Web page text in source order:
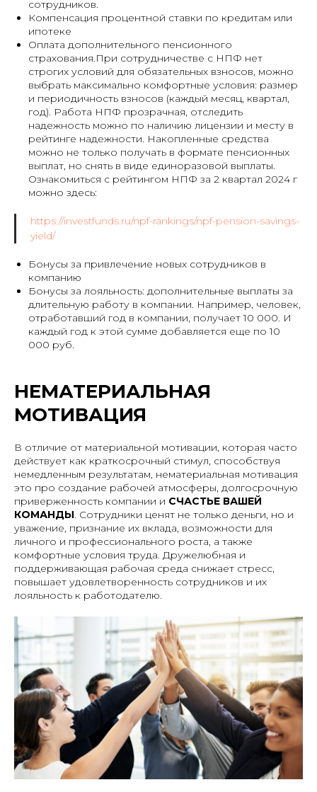
сотрудников.
Компенсация процентной ставки по кредитам или
ипотеке
Оплата дополнительного пенсионного
страхования.При сотрудничестве с НПФ нет
строгих условий для обязательных взносов, можно
выбрать максимально комфортные условия: размер
и периодичность взносов (каждый месяц, квартал,
год). Работа НПФ прозрачная, отследить
надежность можно по наличию лицензии и месту в
рейтинге надежности. Накопленные средства
можно не только получать в формате пенсионных
выплат, но снять в виде единоразовой выплаты.
Ознакомиться с рейтингом НПФ за 2 квартал 2024 г
можно здесь:
https://investfunds.ru/npf-rankings/npf-pension-savings-
yield/
Бонусы за привлечение новых сотрудников в
компанию
Бонусы за лояльность: дополнительные выплаты за
длительную работу в компании. Например, человек,
отработавший год в компании, получает 10 000. И
каждый год к этой сумме добавляется еще по 10
000 руб.
НЕМАТЕРИАЛЬНАЯ
МОТИВАЦИЯ
В отличие от материальной мотивации, которая часто
действует как краткосрочный стимул, способствуя
немедленным результатам, нематериальная мотивация
это про создание рабочей атмосферы, долгосрочную
приверженность компании и СЧАСТЬЕ ВАШЕЙ
КОМАНДЫ. Сотрудники ценят не только деньги, но и
уважение, признание их вклада, возможности для
личного и профессионального роста, а также
комфортные условия труда. Дружелюбная и
поддерживающая рабочая среда снижает стресс,
повышает удовлетворенность сотрудников и их
лояльность к работодателю.